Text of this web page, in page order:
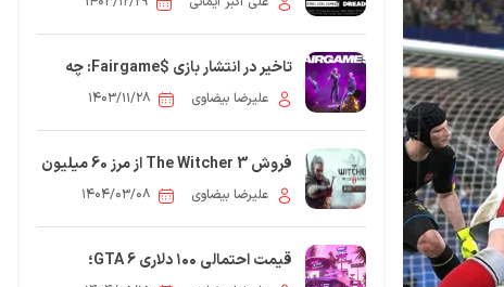
تاخیر در انتشار بازی $Fairgame: چه
زمانی باید منتظر عرضه آن باشیم؟
علیرضا بیضاوی ۱۴۰۳/۱۱/۲۸
فروش The Witcher 3 از مرز 60 میلیون
نسخه عبور کرد
علیرضا بیضاوی ۱۴۰۴/۰۳/۰۸
قیمت احتمالی ۱۰۰ دلاری GTA 6؛